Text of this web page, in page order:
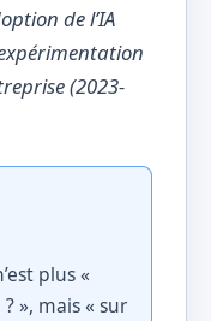
de l’IA
(2023-
plus «
», mais « sur